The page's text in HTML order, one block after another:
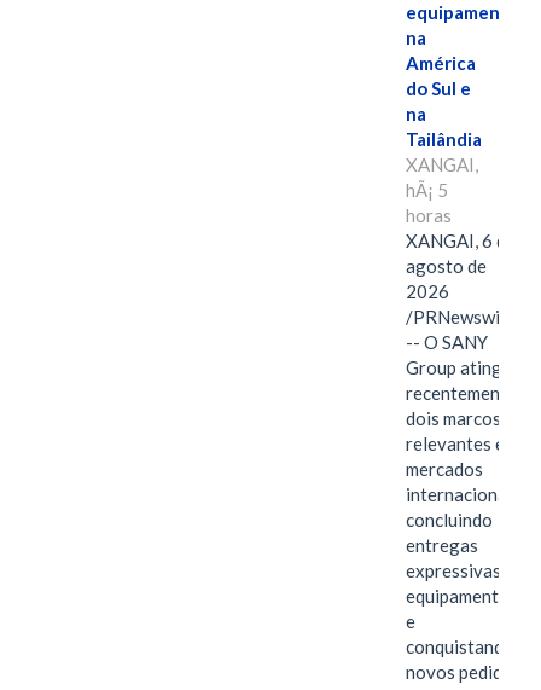
equipamentos
na
América
do Sul e
na
Tailândia
XANGAI,
hÃ¡ 5
horas
XANGAI, 6 de
agosto de
2026
/PRNewswire/
-- O SANY
Group atingiu
recentemente
dois marcos
relevantes em
mercados
internacionais,
concluindo
entregas
expressivas de
equipamentos
e
conquistando
novos pedidos